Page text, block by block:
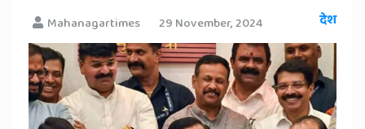
Samachar,
Jaipur
Rajasthan
News
Mahanagartimes 29 November, 2024 देश